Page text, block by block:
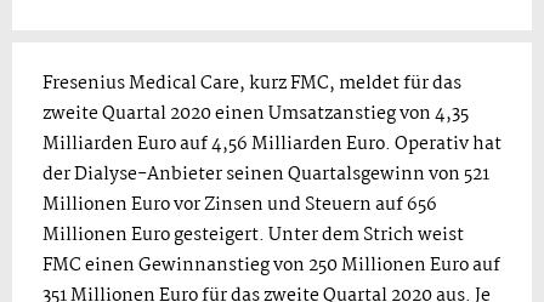
Fresenius Medical Care, kurz FMC, meldet für das
zweite Quartal 2020 einen Umsatzanstieg von 4,35
Milliarden Euro auf 4,56 Milliarden Euro. Operativ hat
der Dialyse-Anbieter seinen Quartalsgewinn von 521
Millionen Euro vor Zinsen und Steuern auf 656
Millionen Euro gesteigert. Unter dem Strich weist
FMC einen Gewinnanstieg von 250 Millionen Euro auf
351 Millionen Euro für das zweite Quartal 2020 aus. Je